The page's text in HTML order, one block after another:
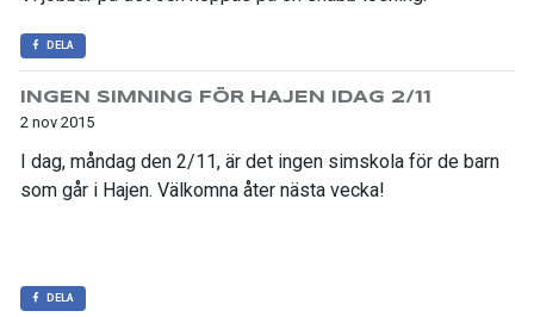
DELA
INGEN SIMNING FÖR HAJEN IDAG 2/11
2 nov 2015
I dag, måndag den 2/11, är det ingen simskola för de barn
som går i Hajen. Välkomna åter nästa vecka!
DELA